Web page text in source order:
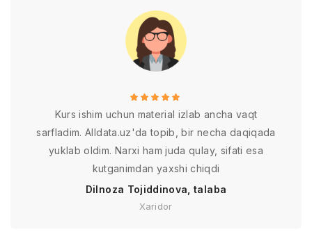
Kurs ishim uchun material izlab ancha vaqt
sarfladim. Alldata.uz'da topib, bir necha daqiqada
yuklab oldim. Narxi ham juda qulay, sifati esa
kutganimdan yaxshi chiqdi
Dilnoza Tojiddinova, talaba
Xaridor